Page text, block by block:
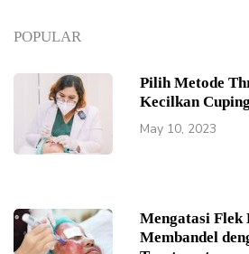
POPULAR
Pilih Metode
Kecilkan
May 10, 2023
Mengatasi Flek
Membandel